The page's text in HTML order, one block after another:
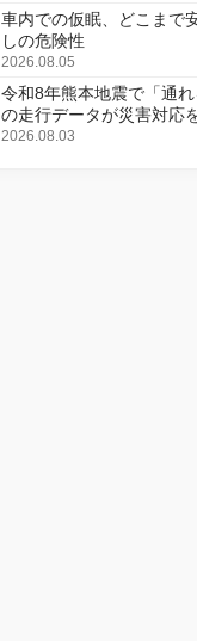
車内での仮眠、どこまで
しの危険性
2026.08.05
令和8年熊本地震で「通
の走行データが災害対応
2026.08.03